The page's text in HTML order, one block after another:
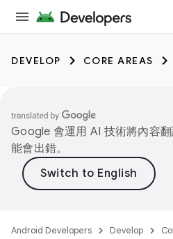
DEVELOP CORE AREAS
Google 會運用 AI 技術將內容
能會出錯。
Android Developers Develop